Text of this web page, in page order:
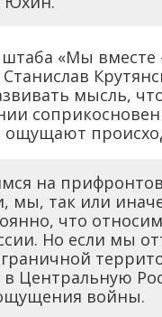
«Мы вместе
мысль,
на
мы, так или
что
Но если мы
Центральную
войны.